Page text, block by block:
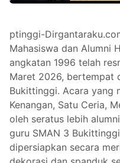
ptinggi-
Mahasiswa dan Alumni
angkatan 1996 telah
Maret 2026, bertempat
Bukittinggi. Acara yang
Kenangan, Satu Ceria,
oleh seratus lebih
guru SMAN 3
dipersiapkan secara